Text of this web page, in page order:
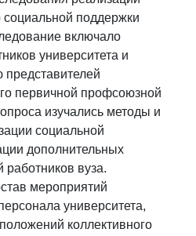
поддержки
включало
университета и
представителей
первичной профсоюзной
изучались методы и
социальной
дополнительных
работников вуза.
мероприятий
университета,
коллективного